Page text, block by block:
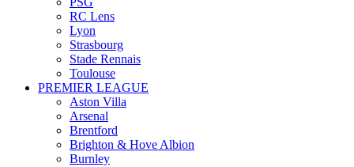
RC Lens
Lyon
Strasbourg
Stade Rennais
Toulouse
PREMIER LEAGUE
Aston Villa
Arsenal
Brentford
Brighton & Hove Albion
Burnley